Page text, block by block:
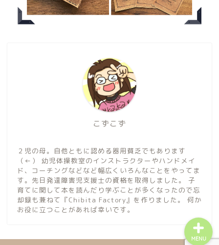
こずこず
２児の母。自他ともに認める器用貧乏でもあります
（←） 幼児体操教室のインストラクターやハンドメイ
ド、コーチングなどなど幅広くいろんなことをやってま
す。先日発達障害児支援士の資格を取得しました。 子
育てに関して本を読んだり学ぶことが多くなったので忘
却録も兼ねて『Chibita Factory』を作りました。 何か
お役に立つことがあれば幸いです。
MENU
子育ていろいろ
育児本レビュー
子育てコーチング